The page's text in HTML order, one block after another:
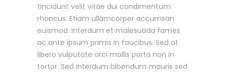
tincidunt velit vitae dui condimentum
rhoncus. Etiam ullamcorper accumsan
euismod. Interdum et malesuada fames
ac ante ipsum primis in faucibus. Sed at
libero vulputate orci mollis porta non in
tortor. Sed interdum bibendum mauris sed